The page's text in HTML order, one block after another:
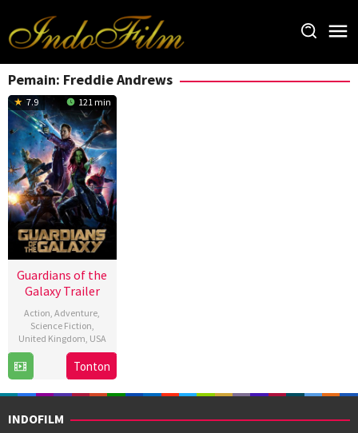
konten
Pemain: Freddie Andrews
7.9 121 min
Guardians of the
Galaxy Trailer
Action ,Adventure
Science Fiction
United Kingdom USA
Jul
2014
James
Gunn
Tonton
INDOFILM